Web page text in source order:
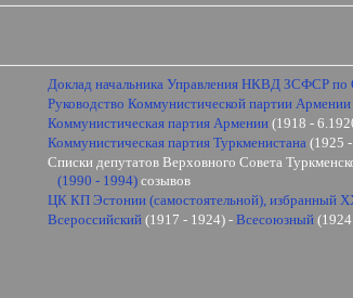
Доклад начальника Управления НКВД ЗСФСР
Руководство Коммунистической партии Армении
Коммунистическая партия Армении (1918 -
Коммунистическая партия Туркменистана (1925
Списки депутатов Верховного Совета
(1990 - 1994) созывов
ЦК КП Эстонии (самостоятельной), избранный
Всероссийский (1917 - 1924) -Всесоюзный